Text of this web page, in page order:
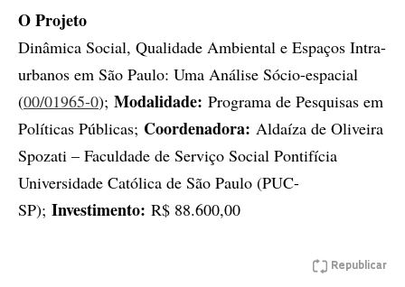
O Projeto
Dinâmica Social, Qualidade Ambiental e Espaços Intra-
urbanos em São Paulo: Uma Análise Sócio-espacial
(00/01965-0); Modalidade: Programa de Pesquisas em
Políticas Públicas; Coordenadora: Aldaíza de Oliveira
Spozati – Faculdade de Serviço Social Pontifícia
Universidade Católica de São Paulo (PUC-
SP); Investimento: R$ 88.600,00
Republicar